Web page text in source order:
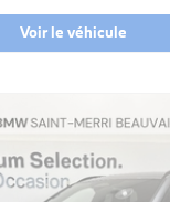
Voir le véhicule